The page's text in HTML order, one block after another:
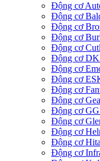
Động cơ
Động cơ
Động cơ
Động cơ
Động cơ
Động cơ
Động cơ
Động cơ
Động cơ
Động cơ
Động cơ
Động cơ
Động cơ
Động cơ
Động cơ